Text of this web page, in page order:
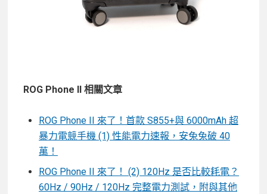
ROG Phone II 相關文章
ROG Phone II 來了！首款 S855+與 6000mAh 超
暴力電競手機 (1) 性能電力速報，安兔兔破 40
萬！
ROG Phone II 來了！ (2) 120Hz 是否比較耗電？
60Hz / 90Hz / 120Hz 完整電力測試，附與其他